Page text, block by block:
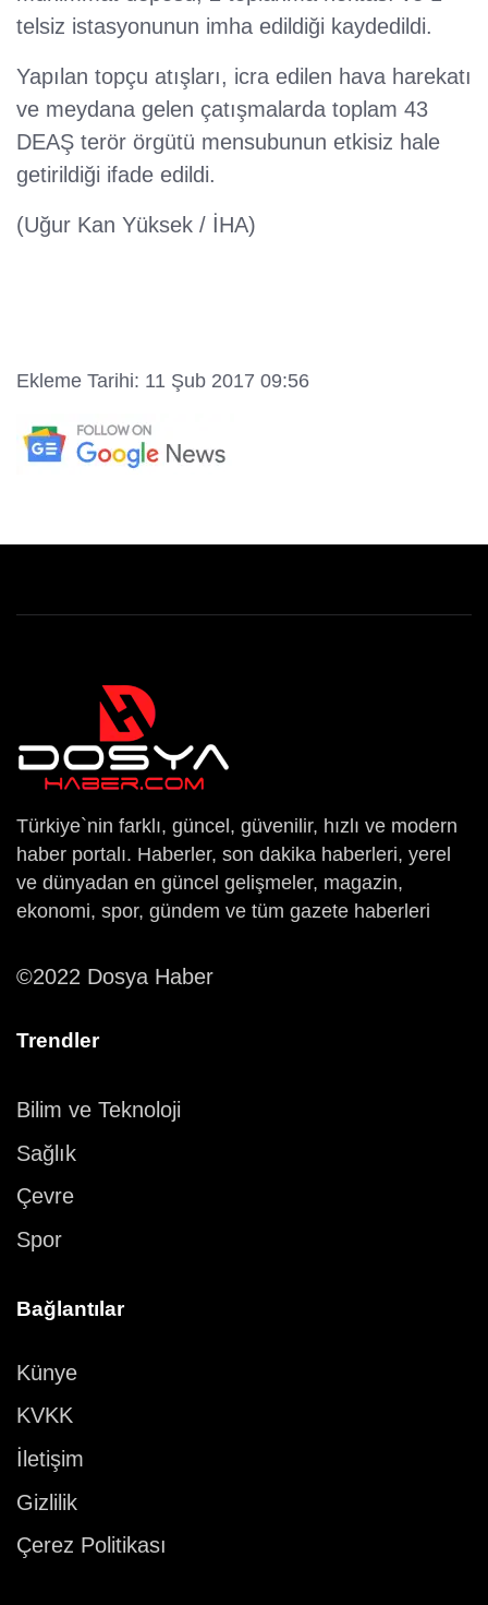
telsiz istasyonunun imha edildiği kaydedildi.
Yapılan topçu atışları, icra edilen hava harekatı
ve meydana gelen çatışmalarda toplam 43
DEAŞ terör örgütü mensubunun etkisiz hale
getirildiği ifade edildi.
(Uğur Kan Yüksek / İHA)
Ekleme Tarihi: 11 Şub 2017 09:56
Türkiye`nin farklı, güncel, güvenilir, hızlı ve modern
haber portalı. Haberler, son dakika haberleri, yerel
ve dünyadan en güncel gelişmeler, magazin,
ekonomi, spor, gündem ve tüm gazete haberleri
©2022 Dosya Haber
Trendler
Bilim ve Teknoloji
Sağlık
Çevre
Spor
Bağlantılar
Künye
KVKK
İletişim
Gizlilik
Çerez Politikası